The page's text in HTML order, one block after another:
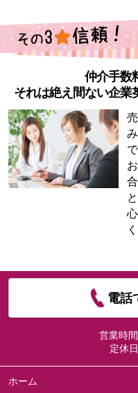
仲介手数
それは絶え間ない企業
み
合
心
電話
営業時間
定休日
ホーム